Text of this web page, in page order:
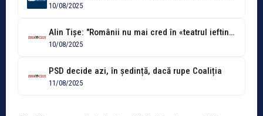
10/08/2025
Alin Tișe: "Românii nu mai cred în «teatrul ieftin» unde regia o...
10/08/2025
PSD decide azi, în ședință, dacă rupe Coaliția
11/08/2025